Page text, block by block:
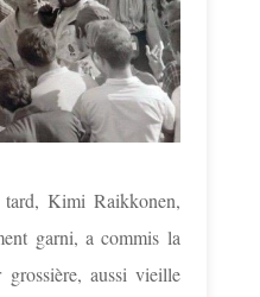
Kimi Raikkonen,
garni, a commis la
aussi vieille